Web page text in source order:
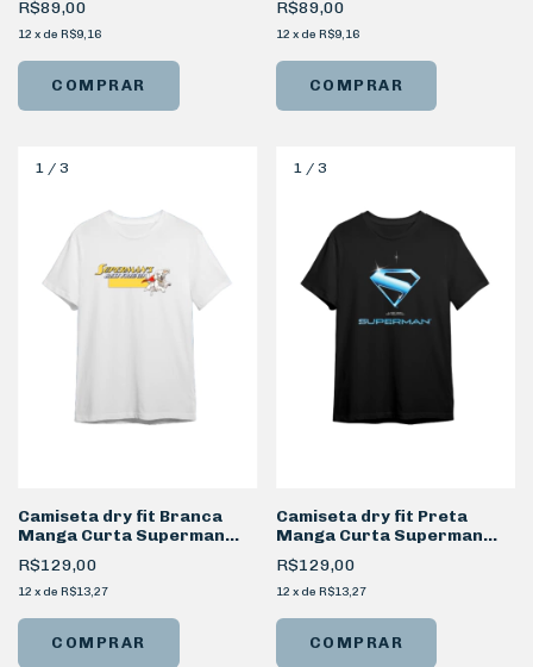
R$89,00
12 x de R$9,16
COMPRAR
R$89,00
12 x de R$9,16
COMPRAR
1 / 3
Camiseta dry fit Branca
Manga Curta Superman
Look Up
R$129,00
12 x de R$13,27
COMPRAR
1/ 3
Camiseta dry fit Preta
Manga Curta Superman
Metal
R$129,00
12 x de R$13,27
COMPRAR